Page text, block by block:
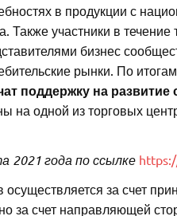
в продукции с
Также участники в течение
бизнес
рынки. По
поддержку на развитие
на одной из торговых
2021 года по ссылке
осуществляется за счет
за счет направляющей